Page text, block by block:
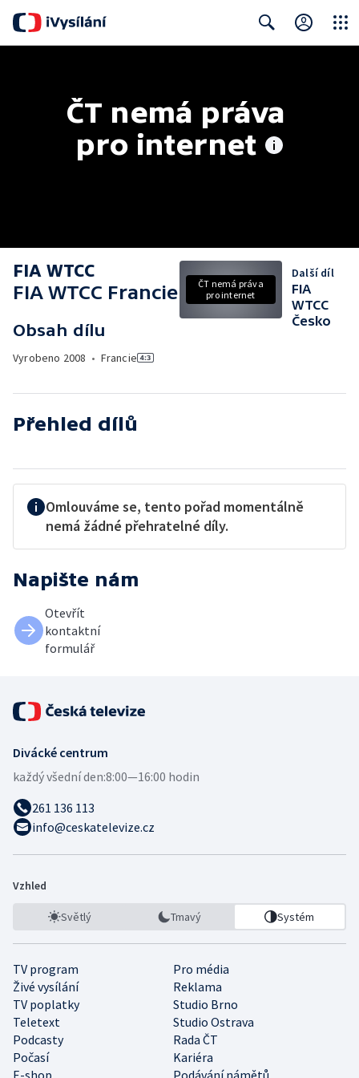
ČT nemá práva
pro internet
FIA WTCC
FIA WTCC Francie
Obsah dílu
Vyrobeno 2008 • Francie
ČT nemá práva
pro internet
Další díl
FIA
WTCC
Česko
Přehled dílů
Omlouváme se, tento pořad momentálně
nemá žádné přehratelné díly.
Napište nám
Otevřít
kontaktní
formulář
Divácké centrum
každý všední den:8:00—16:00 hodin
261 136 113
info@ceskatelevize.cz
Vzhled
Světlý Tmavý Systém
TV program
Pro média
Živé vysílání
Reklama
TV poplatky
Studio Brno
Teletext
Studio Ostrava
Podcasty
Rada ČT
Počasí
Kariéra
E-shop
Podávání námětů